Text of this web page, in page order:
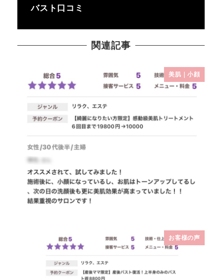
バスト口コミ
関連記事
美肌｜小顔
お客様の声